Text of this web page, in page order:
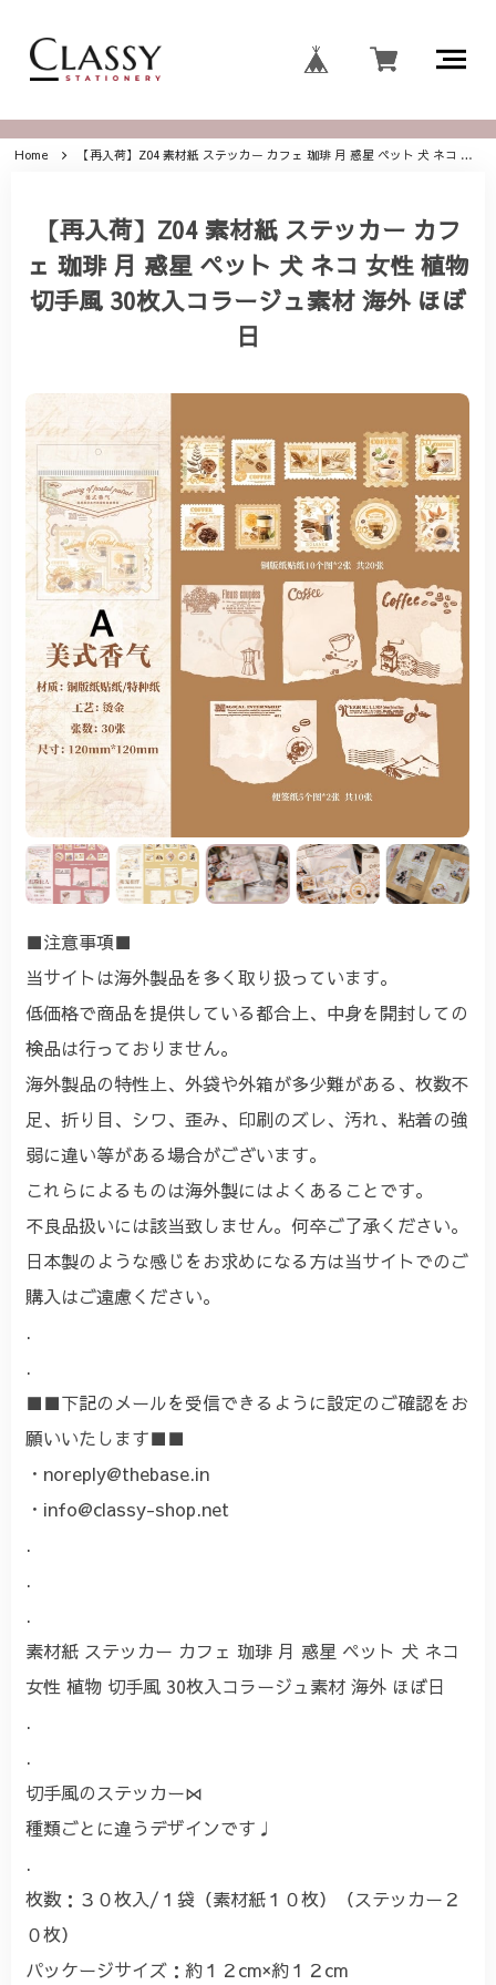
Home 【再入荷】Z04 素材紙 ステッカー カフェ 珈琲 月 惑星 ペット 犬 ネコ 女性 植物 切手風 30枚入コラージュ素材 海外 ほぼ日
【再入荷】Z04 素材紙 ステッカー カフ
ェ 珈琲 月 惑星 ペット 犬 ネコ 女性 植物
切手風 30枚入コラージュ素材 海外 ほぼ
日
■注意事項■
当サイトは海外製品を多く取り扱っています。
低価格で商品を提供している都合上、中身を開封しての
検品は行っておりません。
海外製品の特性上、外袋や外箱が多少難がある、枚数不
足、折り目、シワ、歪み、印刷のズレ、汚れ、粘着の強
弱に違い等がある場合がございます。
これらによるものは海外製にはよくあることです。
不良品扱いには該当致しません。何卒ご了承ください。
日本製のような感じをお求めになる方は当サイトでのご
購入はご遠慮ください。
.
.
■■下記のメールを受信できるように設定のご確認をお
願いいたします■■
・ noreply@thebase.in
・ info@classy-shop.net
.
.
.
素材紙 ステッカー カフェ 珈琲 月 惑星 ペット 犬 ネコ
女性 植物 切手風 30枚入コラージュ素材 海外 ほぼ日
.
.
切手風のステッカー⋈
種類ごとに違うデザインです♩
.
枚数：３０枚入/１袋（素材紙１０枚）（ステッカー２
０枚）
パッケージサイズ：約１２cm×約１２cm